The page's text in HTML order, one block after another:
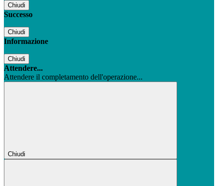
Chiudi
Successo
Chiudi
Informazione
Chiudi
Attendere...
Attendere il completamento dell'operazione...
Chiudi